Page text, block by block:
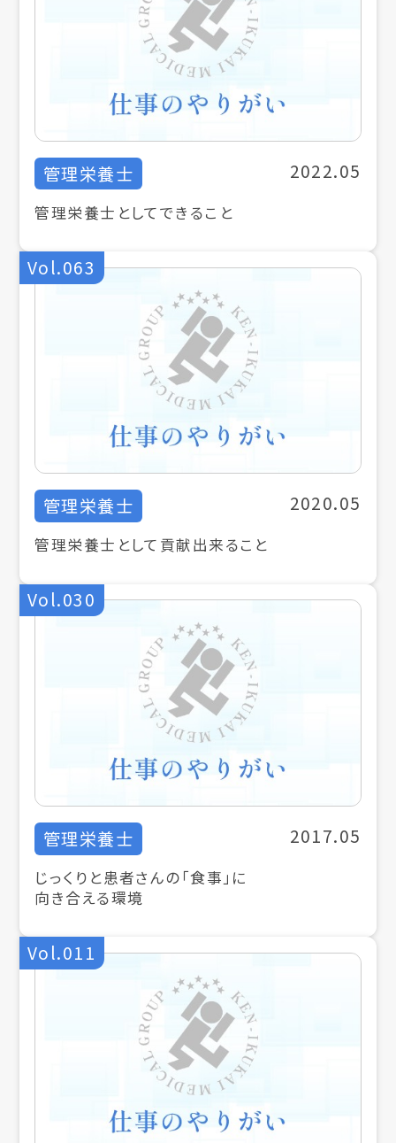
管理栄養士 2022.05
管理栄養士としてできること
Vol.063
管理栄養士 2020.05
管理栄養士として貢献出来ること
Vol.030
管理栄養士 2017.05
じっくりと患者さんの「食事」に
向き合える環境
Vol.011